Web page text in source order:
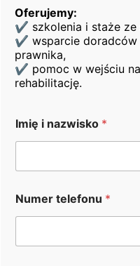
stabilne
pracę w
możliwość
pełne szkolenie
nie jest wymagane.
ramach projektu
„
Prosimy o
Oferujemy:
✔ szkolenia i staże ze
✔ wsparcie doradców
prawnika,
✔ pomoc w wejściu
rehabilitację.
Imię i nazwisko *
Numer telefonu *